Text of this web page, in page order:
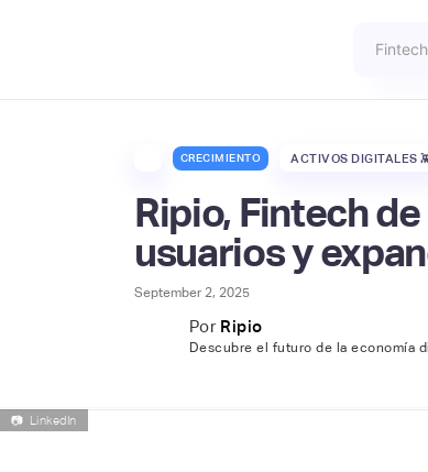
CRECIMIENTO ACTIVOS DIGITALES
Ripio, Fintech
usuarios y
September 2, 2025
Por Ripio
Descubre el futuro de la economía
📷 LinkedIn